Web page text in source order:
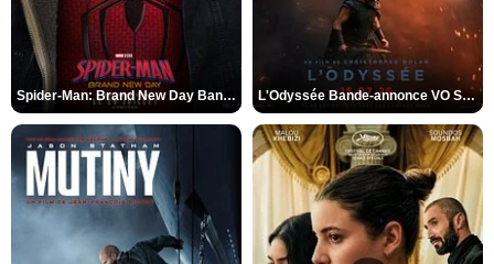
Spider-Man: Brand New Day Bande-annonce VO STFR L'Odyssée Bande-annonce VO STFR